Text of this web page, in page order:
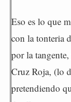
Eso es lo que
con la tonteria
por la
Cruz Roja, (lo
pretendiendo